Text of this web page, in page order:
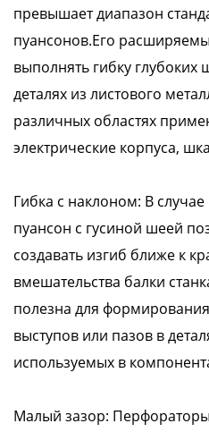
превышает диапазон
пуансонов.Его
выполнять гибку
деталях из листового
различных областях
электрические корпуса,
Гибка с наклоном: В
пуансон с гусиной шеей
создавать изгиб ближе к
вмешательства балки
полезна для
выступов или пазов в
используемых в
Малый зазор: